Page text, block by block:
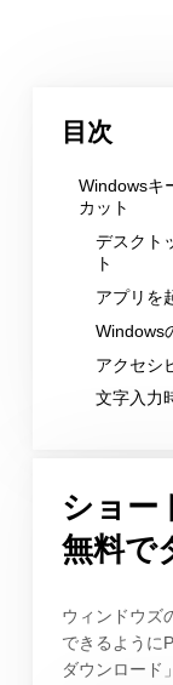
目次
Windowsキ
カット
デスクト
ト
アプリを
Windows
アクセシ
文字入力
ショー
無料で
ウィンドウズ
できるように
ダウンロード